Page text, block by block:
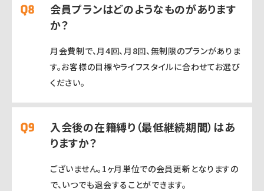
会員プランはどのようなものがあります
か？
月会費制で、月4回、月8回、無制限のプランがありま
す。お客様の目標やライフスタイルに合わせてお選び
ください。
入会後の在籍縛り（最低継続期間）はあ
りますか？
ございません。1ヶ月単位での会員更新となりますの
で、いつでも退会することができます。